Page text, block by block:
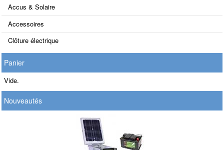
Accus & Solaire
Accessoires
Clôture électrique
Panier
Vide.
Nouveautés